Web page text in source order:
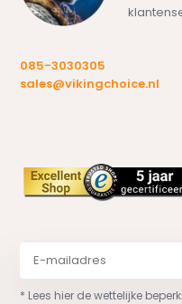
085-3030305
sales@vikingchoice.nl
* Lees hier de wettelijke